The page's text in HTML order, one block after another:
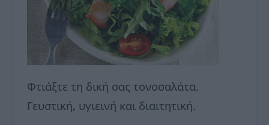
Φτιάξτε τη δική σας τονοσαλάτα.
Γευστική, υγιεινή και διαιτητική.